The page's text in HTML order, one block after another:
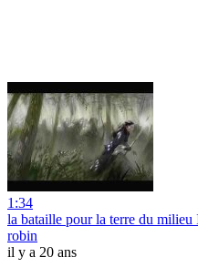
1:34
la bataille pour la terre du milieu
robin
il y a 20 ans